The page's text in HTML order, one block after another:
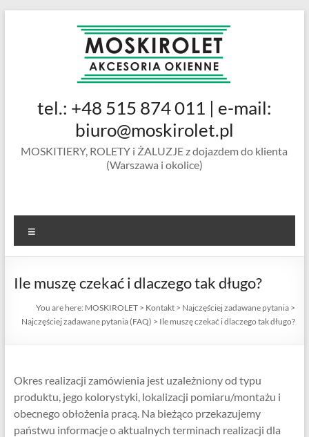
MOSKIROLET
siatki na
okienne |
ramkowe i
drzwiowe
tel.: +48 515 874 011 | e-mail:
biuro@moskirolet.pl
MOSKITIERY, ROLETY i ŻALUZJE z dojazdem do klienta
(Warszawa i okolice)
Ile muszę czekać i dlaczego tak długo?
You are here: MOSKIROLET > Kontakt > Najczęściej zadawane pytania >
Najczęściej zadawane pytania (FAQ) > Ile muszę czekać i dlaczego tak długo?
Okres realizacji zamówienia jest uzależniony od typu
produktu, jego kolorystyki, lokalizacji pomiaru/montażu i
obecnego obłożenia pracą. Na bieżąco przekazujemy
państwu informacje o aktualnych terminach realizacji dla